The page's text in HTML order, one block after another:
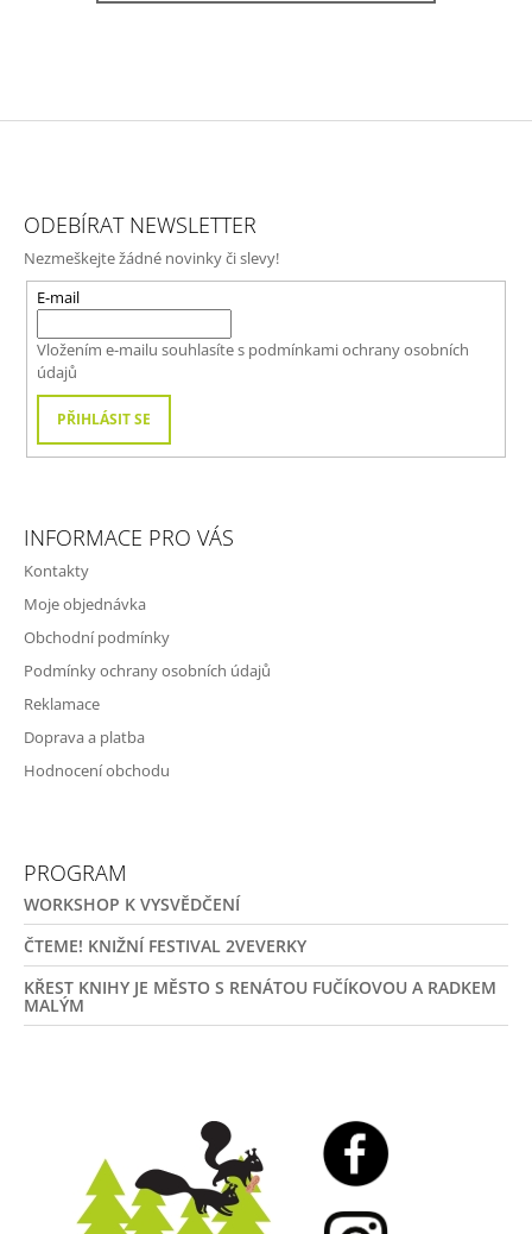
ODEBÍRAT NEWSLETTER
Nezmeškejte žádné novinky či slevy!
E-mail
Vložením e-mailu souhlasíte s podmínkami ochrany osobních
údajů
PŘIHLÁSIT SE
INFORMACE PRO VÁS
Kontakty
Moje objednávka
Obchodní podmínky
Podmínky ochrany osobních údajů
Reklamace
Doprava a platba
Hodnocení obchodu
PROGRAM
WORKSHOP K VYSVĚDČENÍ
ČTEME! KNIŽNÍ FESTIVAL 2VEVERKY
KŘEST KNIHY JE MĚSTO S RENÁTOU FUČÍKOVOU A RADKEM
MALÝM